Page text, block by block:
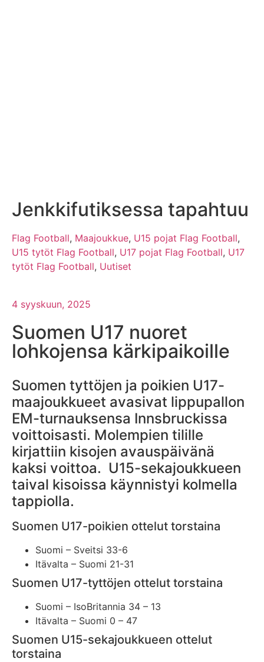
Jenkkifutiksessa tapahtuu
Flag Football, Maajoukkue, U15 pojat Flag Football,
U15 tytöt Flag Football, U17 pojat Flag Football, U17
tytöt Flag Football, Uutiset
4 syyskuun, 2025
Suomen U17 nuoret
lohkojensa kärkipaikoille
Suomen tyttöjen ja poikien U17-
maajoukkueet avasivat lippupallon
EM-turnauksensa Innsbruckissa
voittoisasti. Molempien tilille
kirjattiin kisojen avauspäivänä
kaksi voittoa. U15-sekajoukkueen
taival kisoissa käynnistyi kolmella
tappiolla.
Suomen U17-poikien ottelut torstaina
Suomi – Sveitsi 33-6
Itävalta – Suomi 21-31
Suomen U17-tyttöjen ottelut torstaina
Suomi – IsoBritannia 34 – 13
Itävalta – Suomi 0 – 47
Suomen U15-sekajoukkueen ottelut
torstaina